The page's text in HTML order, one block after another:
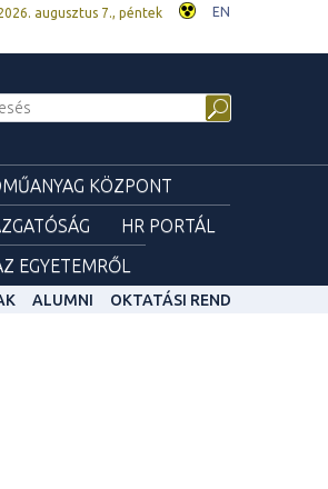
augusztus 7., péntek EN
KÖZPONT
HR PORTÁL
EGYETEMRŐL
ALUMNI OKTATÁSI REND